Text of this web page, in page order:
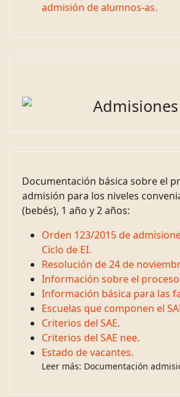
admisión de alumnos-as.
Documentación básica sobre el
admisión para los niveles
(bebés), 1 año y 2 años:
Orden 123/2015 de
Ciclo de EI.
Resolución de 24 de
Información sobre el
Información básica para las
Escuelas que componen el
Criterios del SAE.
Criterios del SAE nee.
Estado de vacantes.
Leer más: Documentación